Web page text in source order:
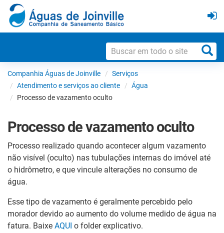
Companhia Águas de Joinville
Serviços
Atendimento e serviços ao cliente
Água
Processo de vazamento oculto
Processo de vazamento oculto
Processo realizado quando acontecer algum vazamento
não visível (oculto) nas tubulações internas do imóvel até
o hidrômetro, e que vincule alterações no consumo de
água.
Esse tipo de vazamento é geralmente percebido pelo
morador devido ao aumento do volume medido de água na
fatura. Baixe AQUI o folder explicativo.